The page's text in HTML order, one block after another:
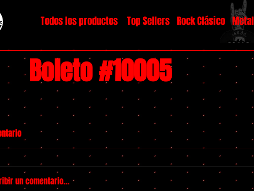
Top Sellers Rock Clásico Metal
Todos los productos
Boleto #10005
un comentario...